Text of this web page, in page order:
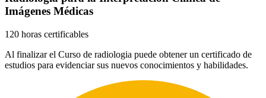
Imágenes Médicas
120 horas certificables
Al finalizar el Curso de radiologia puede obtener un certificado de
estudios para evidenciar sus nuevos conocimientos y habilidades.